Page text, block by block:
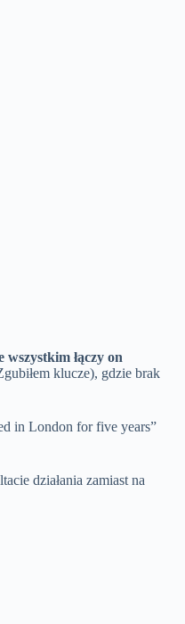
wszystkim łączy on
klucze), gdzie brak
in London for five years”
działania zamiast na